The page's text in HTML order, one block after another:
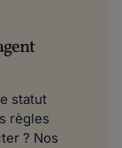
statut
règles
? Nos